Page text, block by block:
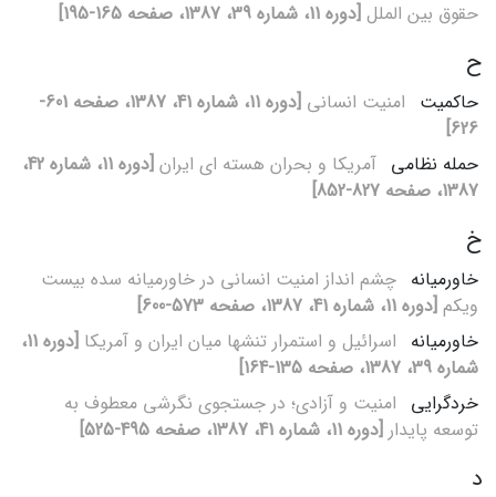
حقوق بین ‏الملل [دوره 11، شماره 39، 1387، صفحه 165-195]
ح
حاکمیت امنیت انسانی
[دوره 11، شماره 41، 1387، صفحه 601-
626]
حمله نظامی آمریکا و بحران هسته‏ ای ایران
[دوره 11، شماره 42،
1387، صفحه 827-852]
خ
خاورمیانه چشم‏ انداز امنیت انسانی در خاورمیانه سده بیست‏
ویکم [دوره 11، شماره 41، 1387، صفحه 573-600]
خاورمیانه اسرائیل و استمرار تنش‏ها میان ایران و آمریکا
[دوره 11،
شماره 39، 1387، صفحه 135-164]
خردگرایی امنیت و آزادی؛ در جستجوی نگرشی معطوف به
توسعه پایدار [دوره 11، شماره 41، 1387، صفحه 495-525]
د